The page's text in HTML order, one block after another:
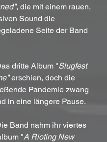
, die mit einem rauen,
Sound die
Seite der Band
dritte Album "Slugfest
erschien, doch die
Pandemie zwang
in eine längere Pause.
Band nahm ihr viertes
"A Rioting New